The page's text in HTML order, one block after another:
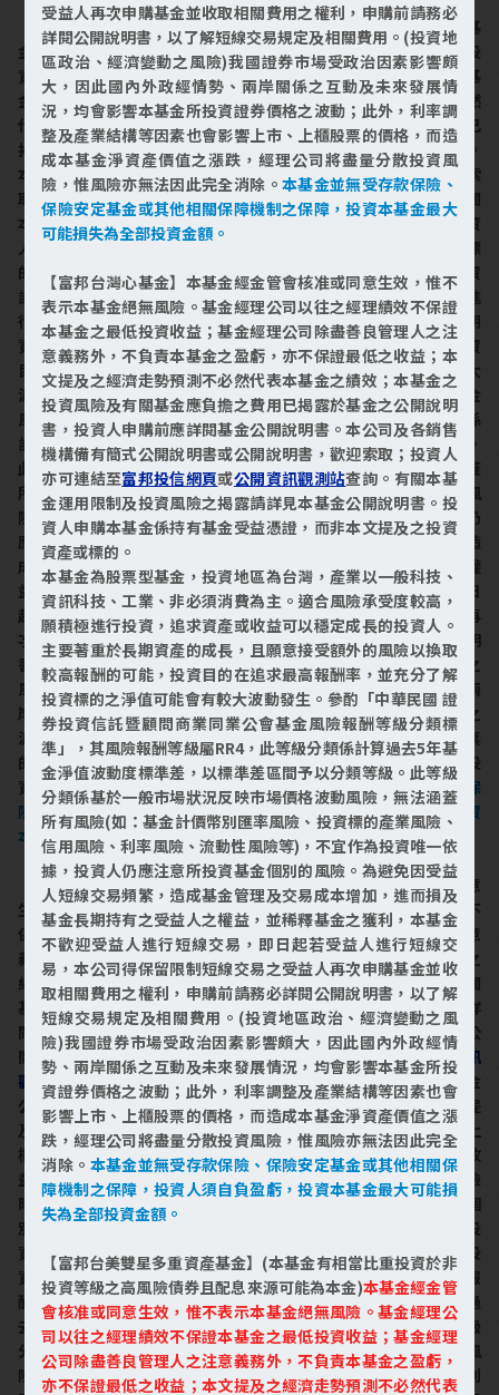
【富邦精準基金】本基金經金管會核准或同意生效，惟不表示本基
金絕無風險。基金經理公司以往之經理績效不保證本基金之最低投
資收益；基金經理公司除盡善良管理人之注意義務外，不負責本基
金之盈虧，亦不保證最低之收益；本文提及之經濟走勢預測不必然
代表本基金之績效；本基金之投資風險及有關基金應負擔之費用已
揭露於基金之公開說明書，投資人申購前應詳閱基金公開說明書。
本公司及各銷售機構備有簡式公開說明書或公開說明書，歡迎索
取；投資人亦可連結至富邦投信網頁或公開資訊觀測站查詢。有關
本基金運用限制及投資風險之揭露請詳見本基金公開說明書。投資
人申購本基金係持有基金受益憑證，而非本文提及之投資資產或標
的。本基金為股票型基金，投資地區為台灣，產業以一般科技、資
訊科技、工業、非必須消費為主。適合風險承受度較高，願積極進
行投資，追求資產或收益可以穩定成長的投資人。主要著重於長期
資產的成長，且願意接受額外的風險以換取較高報酬的可能，投資
目的在追求最高報酬率，並充分了解投資標的之淨值可能會有較大
波動發生。參酌「中華民國證券投資信託暨顧問商業同業公會基金
風險報酬等級分類標準」，其風險報酬等級屬RR4，此等級分類係
計算過去5年基金淨值波動度標準差，以標準差區間予以分類等級。
此等級分類係基於一般市場狀況反映市場價格波動風險，無法涵蓋
所有風險(如：基金計價幣別匯率風險、投資標的產業風險、信用風
險、利率風險、流動性風險等)，不宜作為投資唯一依據，投資人仍
應注意所投資基金個別的風險。為避免因受益人短線交易頻繁，造
成基金管理及交易成本增加，進而損及基金長期持有之受益人之權
益，並稀釋基金之獲利，本基金不歡迎受益人進行短線交易，即日
起若受益人進行短線交易，本公司得保留限制短線交易之受益人再
次申購基金並收取相關費用之權利，申購前請務必詳閱公開說明
書，以了解短線交易規定及相關費用。(投資地區政治、經濟變動之
風險)我國證券市場受政治因素影響頗大，因此國內外政經情勢、兩
岸關係之互動及未來發展情況，均會影響本基金所投資證券價格之
波動；此外，利率調整及產業結構等因素也會影響上市、上櫃股票
的價格，而造成本基金淨資產價值之漲跌，經理公司將盡量分散投
資風險，惟風險亦無法因此完全消除。本基金並無受存款保險、保
險安定基金或其他相關保障機制之保障，投資人須自負盈虧，投資
本基金最大可能損失為全部投資金額。
【富邦日盛基金(原名:日盛日盛基金)】本基金經金管會核准或同意
生效，惟不表示本基金絕無風險。基金經理公司以往之經理績效不
保證本基金之最低投資收益；基金經理公司除盡善良管理人之注意
義務外，不負責本基金之盈虧，亦不保證最低之收益；本文提及之
經濟走勢預測不必然代表本基金之績效；本基金之投資風險及有關
基金應負擔之費用已揭露於基金之公開說明書，投資人申購前應詳
閱基金公開說明書。本公司及各銷售機構備有簡式公開說明書或公
開說明書，歡迎索取；投資人亦可連結至富邦投信網頁或公開資訊
觀測站查詢。有關本基金運用限制及投資風險之揭露請詳見本基金
公開說明書。投資人申購本基金係持有基金受益憑證，而非本文提
及之投資資產或標的。本基金主要投資於中華民國境內之上市及上
櫃股票，本基金雖以分散風險並積極追求長期之投資利得及維持收
益之安定為目標，惟風險無法因分散投資而完全消除，遇上述風險
時，本基金之淨資產價值可能因此產生波動。投資人應充分了解個
別基金之特性與風險。本基金適合可承受中高度風險之投資人，投
資人宜斟酌個人之風險承擔能力及資金之可運用期間長短後辦理投
資。參酌「中華民國證券投資信託暨顧問商業同業公會基金風險報
酬等級分類標準」，其風險報酬等級屬RR4，此等級分類係計算過
去5年基金淨值波動度標準差，以標準差區間予以分類等級。此等級
分類係基於一般市場狀況反映市場價格波動風險，無法涵蓋所有風
險(如：基金計價幣別匯率風險、投資標的產業風險、信用風險、利
受益人再次申購基金並收取相關費用之權利，申購前請務必
詳閱公開說明書，以了解短線交易規定及相關費用。(投資地
區政治、經濟變動之風險)我國證券市場受政治因素影響頗
大，因此國內外政經情勢、兩岸關係之互動及未來發展情
況，均會影響本基金所投資證券價格之波動；此外，利率調
整及產業結構等因素也會影響上市、上櫃股票的價格，而造
成本基金淨資產價值之漲跌，經理公司將盡量分散投資風
險，惟風險亦無法因此完全消除。 本基金並無受存款保險、
保險安定基金或其他相關保障機制之保障，投資本基金最大
可能損失為全部投資金額。
【富邦台灣心基金】本基金經金管會核准或同意生效，惟不
表示本基金絕無風險。基金經理公司以往之經理績效不保證
本基金之最低投資收益；基金經理公司除盡善良管理人之注
意義務外，不負責本基金之盈虧，亦不保證最低之收益；本
文提及之經濟走勢預測不必然代表本基金之績效；本基金之
投資風險及有關基金應負擔之費用已揭露於基金之公開說明
書，投資人申購前應詳閱基金公開說明書。本公司及各銷售
機構備有簡式公開說明書或公開說明書，歡迎索取；投資人
亦可連結至富邦投信網頁或公開資訊觀測站查詢。有關本基
金運用限制及投資風險之揭露請詳見本基金公開說明書。投
資人申購本基金係持有基金受益憑證，而非本文提及之投資
資產或標的。
本基金為股票型基金，投資地區為台灣，產業以一般科技、
資訊科技、工業、非必須消費為主。適合風險承受度較高，
願積極進行投資，追求資產或收益可以穩定成長的投資人。
主要著重於長期資產的成長，且願意接受額外的風險以換取
較高報酬的可能，投資目的在追求最高報酬率，並充分了解
投資標的之淨值可能會有較大波動發生。參酌「中華民國 證
券投資信託暨顧問商業同業公會基金風險報酬等級分類標
準」，其風險報酬等級屬RR4，此等級分類係計算過去5年基
金淨值波動度標準差，以標準差區間予以分類等級。此等級
分類係基於一般市場狀況反映市場價格波動風險，無法涵蓋
所有風險(如：基金計價幣別匯率風險、投資標的產業風險、
信用風險、利率風險、流動性風險等)，不宜作為投資唯一依
據，投資人仍應注意所投資基金個別的風險。為避免因受益
人短線交易頻繁，造成基金管理及交易成本增加，進而損及
基金長期持有之受益人之權益，並稀釋基金之獲利，本基金
不歡迎受益人進行短線交易，即日起若受益人進行短線交
易，本公司得保留限制短線交易之受益人再次申購基金並收
取相關費用之權利，申購前請務必詳閱公開說明書，以了解
短線交易規定及相關費用。(投資地區政治、經濟變動之風
險)我國證券市場受政治因素影響頗大，因此國內外政經情
勢、兩岸關係之互動及未來發展情況，均會影響本基金所投
資證券價格之波動；此外，利率調整及產業結構等因素也會
影響上市、上櫃股票的價格，而造成本基金淨資產價值之漲
跌，經理公司將盡量分散投資風險，惟風險亦無法因此完全
消除。 本基金並無受存款保險、保險安定基金或其他相關保
障機制之保障，投資人須自負盈虧，投資本基金最大可能損
失為全部投資金額。
【富邦台美雙星多重資產基金】(本基金有相當比重投資於非
投資等級之高風險債券且配息來源可能為本金)本基金經金管
會核准或同意生效，惟不表示本基金絕無風險。基金經理公
司以往之經理績效不保證本基金之最低投資收益；基金經理
公司除盡善良管理人之注意義務外，不負責本基金之盈虧，
亦不保證最低之收益；本文提及之經濟走勢預測不必然代表